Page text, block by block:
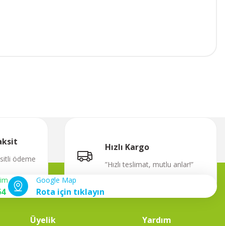
ödeme
Hızlı Kargo
”Hızlı teslimat, mutlu anlar!”
Google Map
Rota için tıklayın
Üyelik Yardım